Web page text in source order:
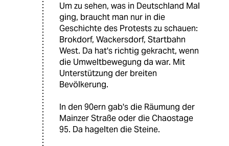
Um zu sehen, was in Deutschland Mal
ging, braucht man nur in die
Geschichte des Protests zu schauen:
Brokdorf, Wackersdorf, Startbahn
West. Da hat's richtig gekracht, wenn
die Umweltbewegung da war. Mit
Unterstützung der breiten
Bevölkerung.
In den 90ern gab's die Räumung der
Mainzer Straße oder die Chaostage
95. Da hagelten die Steine.